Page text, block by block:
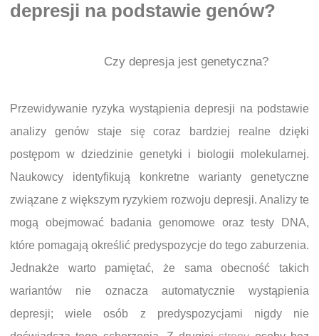
depresji na podstawie genów?
Czy depresja jest genetyczna?
Przewidywanie ryzyka wystąpienia depresji na podstawie
analizy genów staje się coraz bardziej realne dzięki
postępom w dziedzinie genetyki i biologii molekularnej.
Naukowcy identyfikują konkretne warianty genetyczne
związane z większym ryzykiem rozwoju depresji. Analizy te
mogą obejmować badania genomowe oraz testy DNA,
które pomagają określić predyspozycje do tego zaburzenia.
Jednakże warto pamiętać, że sama obecność takich
wariantów nie oznacza automatycznie wystąpienia
depresji; wiele osób z predyspozycjami nigdy nie